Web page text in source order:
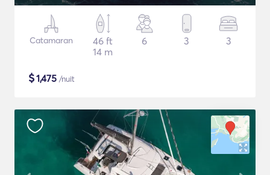
Catamaran
46 ft
14 m
6 3 3
$1,475 /nuit